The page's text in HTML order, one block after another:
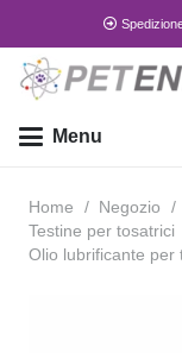
Menu
Home / Negozio /
Testine per tosatrici
Olio lubrificante per